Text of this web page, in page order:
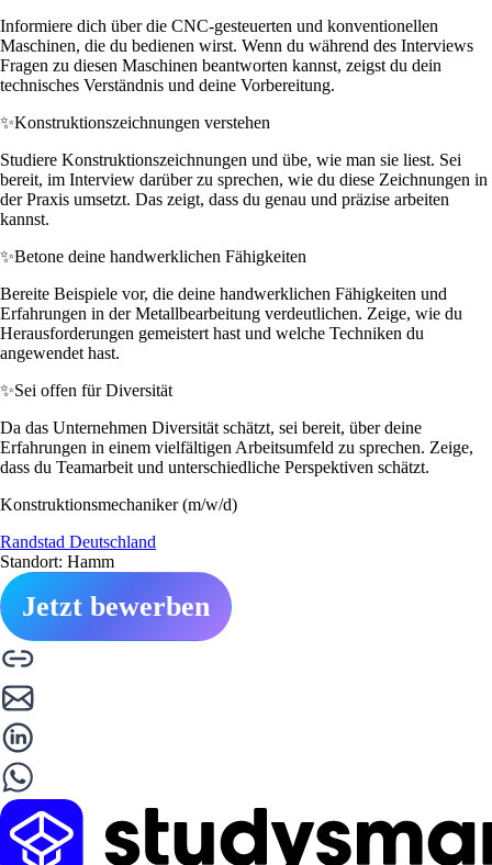
Informiere dich über die CNC-gesteuerten und konventionellen
Maschinen, die du bedienen wirst. Wenn du während des Interviews
Fragen zu diesen Maschinen beantworten kannst, zeigst du dein
technisches Verständnis und deine Vorbereitung.
✨Konstruktionszeichnungen verstehen
Studiere Konstruktionszeichnungen und übe, wie man sie liest. Sei
bereit, im Interview darüber zu sprechen, wie du diese Zeichnungen in
der Praxis umsetzt. Das zeigt, dass du genau und präzise arbeiten
kannst.
✨Betone deine handwerklichen Fähigkeiten
Bereite Beispiele vor, die deine handwerklichen Fähigkeiten und
Erfahrungen in der Metallbearbeitung verdeutlichen. Zeige, wie du
Herausforderungen gemeistert hast und welche Techniken du
angewendet hast.
✨Sei offen für Diversität
Da das Unternehmen Diversität schätzt, sei bereit, über deine
Erfahrungen in einem vielfältigen Arbeitsumfeld zu sprechen. Zeige,
dass du Teamarbeit und unterschiedliche Perspektiven schätzt.
Konstruktionsmechaniker (m/w/d)
Randstad Deutschland
Standort: Hamm
Jetzt bewerben